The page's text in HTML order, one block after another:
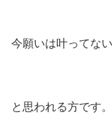
今願いは叶ってな
と思われる方です。